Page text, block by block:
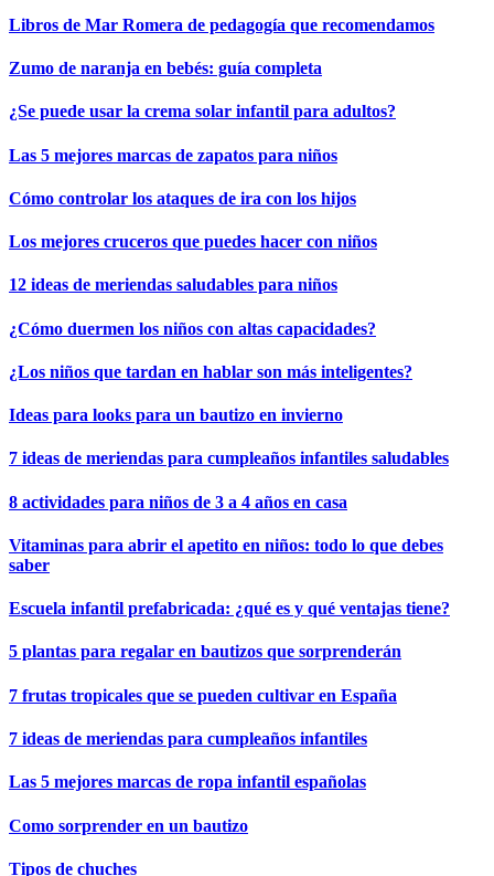
Libros de Mar Romera de pedagogía que recomendamos
Zumo de naranja en bebés: guía completa
¿Se puede usar la crema solar infantil para adultos?
Las 5 mejores marcas de zapatos para niños
Cómo controlar los ataques de ira con los hijos
Los mejores cruceros que puedes hacer con niños
12 ideas de meriendas saludables para niños
¿Cómo duermen los niños con altas capacidades?
¿Los niños que tardan en hablar son más inteligentes?
Ideas para looks para un bautizo en invierno
7 ideas de meriendas para cumpleaños infantiles saludables
8 actividades para niños de 3 a 4 años en casa
Vitaminas para abrir el apetito en niños: todo lo que debes
saber
Escuela infantil prefabricada: ¿qué es y qué ventajas tiene?
5 plantas para regalar en bautizos que sorprenderán
7 frutas tropicales que se pueden cultivar en España
7 ideas de meriendas para cumpleaños infantiles
Las 5 mejores marcas de ropa infantil españolas
Como sorprender en un bautizo
Tipos de chuches